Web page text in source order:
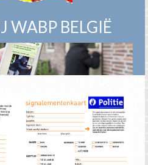
WABP BELGIË